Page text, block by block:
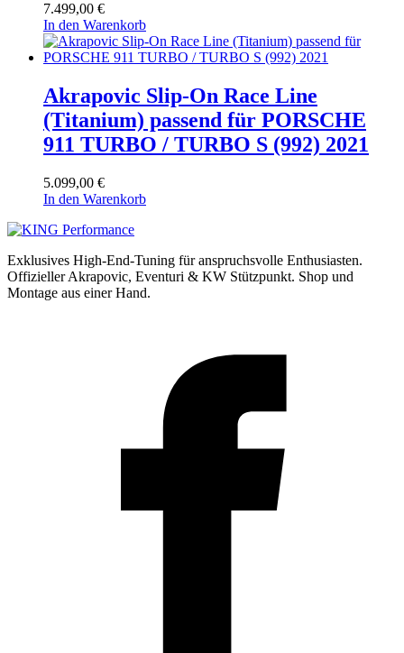
7.499,00 €
In den Warenkorb
Akrapovic Slip-On Race Line
(Titanium) passend für PORSCHE
911 TURBO / TURBO S (992) 2021
5.099,00 €
In den Warenkorb
Exklusives High-End-Tuning für anspruchsvolle Enthusiasten.
Offizieller Akrapovic, Eventuri & KW Stützpunkt. Shop und
Montage aus einer Hand.